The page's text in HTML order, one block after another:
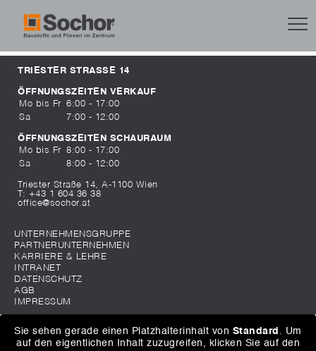
TRIESTER STRASSE 14
ÖFFNUNGSZEITEN VERKAUF
Mo bis Fr
6:00 - 17:00
Sa
7:00 - 12:00
ÖFFNUNGSZEITEN SCHAURAUM
Mo bis Fr
8:00 - 17:00
Sa
8:00 - 12:00
Triester Straße 14, A-1100 Wien
T: +43 1 604 36 38
office@sochor.at
UNTERNEHMENSGRUPPE
PARTNERUNTERNEHMEN
KARRIERE & LEHRE
INTRANET
DATENSCHUTZ
AGB
IMPRESSUM
Sie sehen gerade einen Platzhalterinhalt von Standard . Um
auf den eigentlichen Inhalt zuzugreifen, klicken Sie auf den